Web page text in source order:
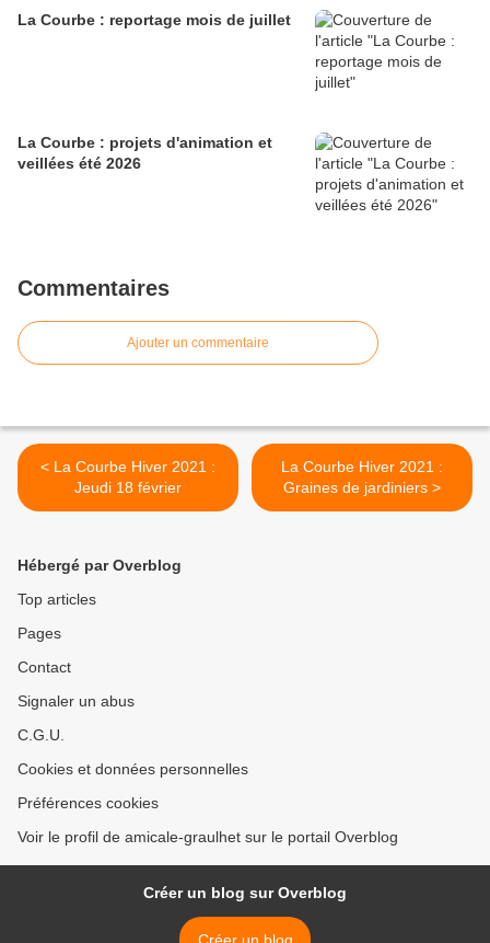
La Courbe : reportage mois de juillet
La Courbe : projets d'animation et
veillées été 2026
Commentaires
Ajouter un commentaire
< La Courbe Hiver 2021 :
Jeudi 18 février
La Courbe Hiver 2021 :
Graines de jardiniers >
Hébergé par Overblog
Top articles
Pages
Contact
Signaler un abus
C.G.U.
Cookies et données personnelles
Préférences cookies
Voir le profil de amicale-graulhet sur le portail Overblog
Créer un blog sur Overblog